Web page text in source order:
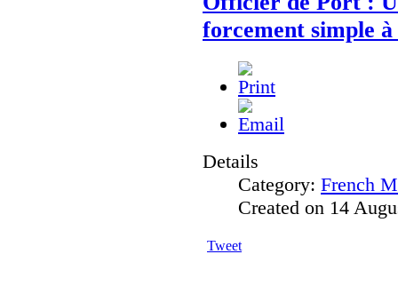
forcement simple
Details
Category: French
Created on 14
Tweet